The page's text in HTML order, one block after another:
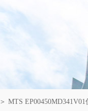
＞ MTS